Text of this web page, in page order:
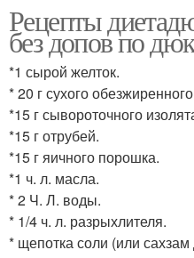
Рецепты
без допов по
*1 сырой желток.
* 20 г сухого
*15 г сывороточного
*15 г отрубей.
*15 г яичного порошка.
*1 ч. л. масла.
* 2 Ч. Л. воды.
* 1/4 ч. л. разрыхлителя.
* щепотка соли (или